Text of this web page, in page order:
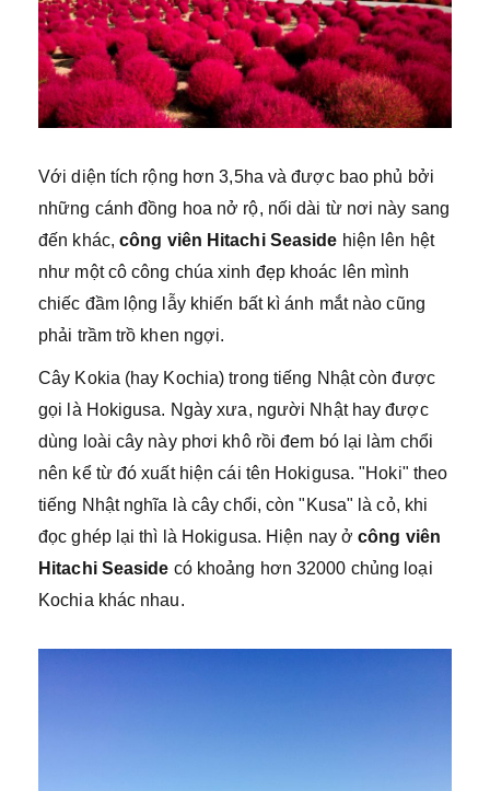
Với diện tích rộng hơn 3,5ha và được bao phủ bởi
những cánh đồng hoa nở rộ, nối dài từ nơi này sang
đến khác, công viên Hitachi Seaside hiện lên hệt
như một cô công chúa xinh đẹp khoác lên mình
chiếc đầm lộng lẫy khiến bất kì ánh mắt nào cũng
phải trầm trồ khen ngợi.
Cây Kokia (hay Kochia) trong tiếng Nhật còn được
gọi là Hokigusa. Ngày xưa, người Nhật hay được
dùng loài cây này phơi khô rồi đem bó lại làm chổi
nên kể từ đó xuất hiện cái tên Hokigusa. "Hoki" theo
tiếng Nhật nghĩa là cây chổi, còn "Kusa" là cỏ, khi
đọc ghép lại thì là Hokigusa. Hiện nay ởcông viên
Hitachi Seaside có khoảng hơn 32000 chủng loại
Kochia khác nhau.